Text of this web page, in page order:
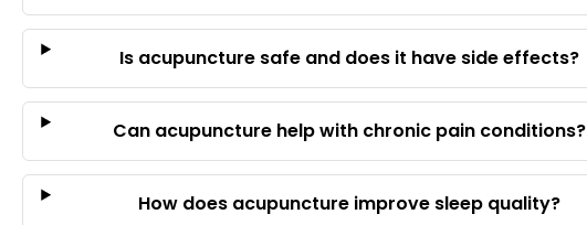
Is acupuncture safe and does it have side effects?
Can acupuncture help with chronic pain conditions?
How does acupuncture improve sleep quality?